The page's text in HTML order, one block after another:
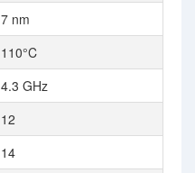
7 nm
110°C
4.3 GHz
12
14